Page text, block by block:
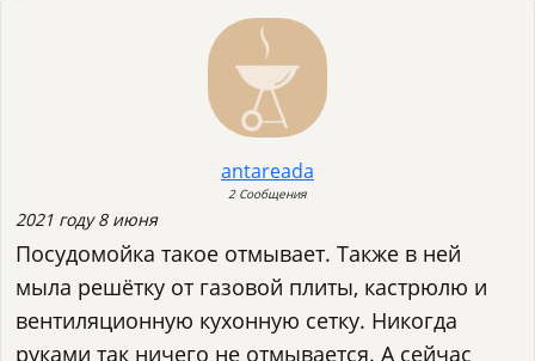
antareada
2 Сообщения
2021 году 8 июня
Посудомойка такое отмывает. Также в ней
мыла решётку от газовой плиты, кастрюлю и
вентиляционную кухонную сетку. Никогда
руками так ничего не отмывается. А сейчас